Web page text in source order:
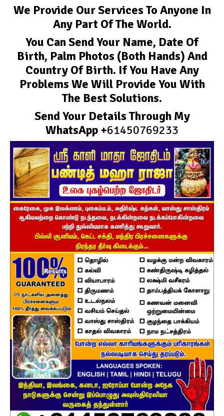
We Provide Our Services To Anyone In
Any Part Of The World.
You Can Send Your Name, Date Of
Birth, Palm Photos (both Hands) And
Country Of Birth. If You Have Any
Problems We Will Provide You With
The Best Solutions.
Send Your Details Through My
WhatsApp +61450769233